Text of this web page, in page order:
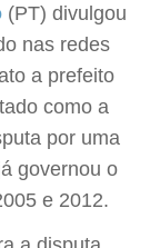
(PT) divulgou
nas redes
a prefeito
como a
por uma
governou o
e 2012.